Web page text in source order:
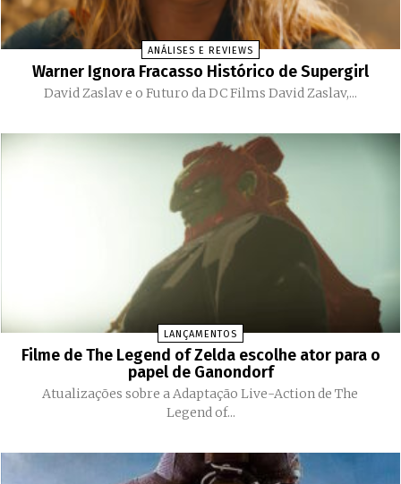
ANÁLISES E REVIEWS
Warner Ignora Fracasso Histórico de Supergirl
David Zaslav e o Futuro da DC Films David Zaslav,...
LANÇAMENTOS
Filme de The Legend of Zelda escolhe ator para o
papel de Ganondorf
Atualizações sobre a Adaptação Live-Action de The
Legend of...